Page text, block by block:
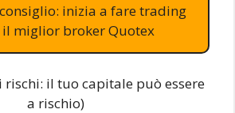
inizia a fare trading
il miglior broker Quotex
rischi: il tuo capitale può essere
a rischio)